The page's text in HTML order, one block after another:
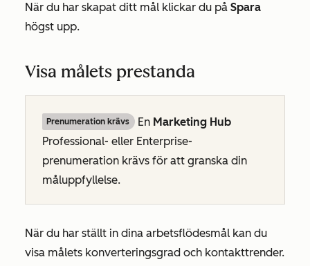
När du har skapat ditt mål klickar du på Spara
högst upp.
Visa målets prestanda
Prenumeration krävs En Marketing Hub
Professional- eller Enterprise-
prenumeration krävs för att granska din
måluppfyllelse.
När du har ställt in dina arbetsflödesmål kan du
visa målets konverteringsgrad och kontakttrender.